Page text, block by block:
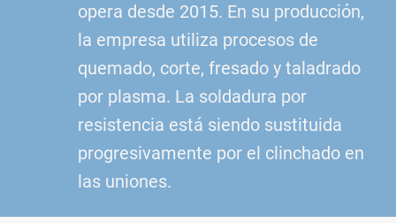
opera desde 2015. En su producción,
la empresa utiliza procesos de
quemado, corte, fresado y taladrado
por plasma. La soldadura por
resistencia está siendo sustituida
progresivamente por el clinchado en
las uniones.